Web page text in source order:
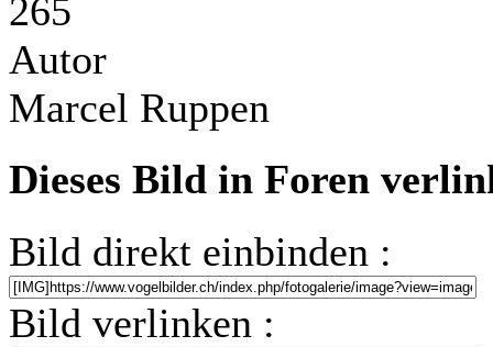
265
Autor
Marcel Ruppen
Dieses Bild in Foren
Bild direkt einbinden :
Bild verlinken :